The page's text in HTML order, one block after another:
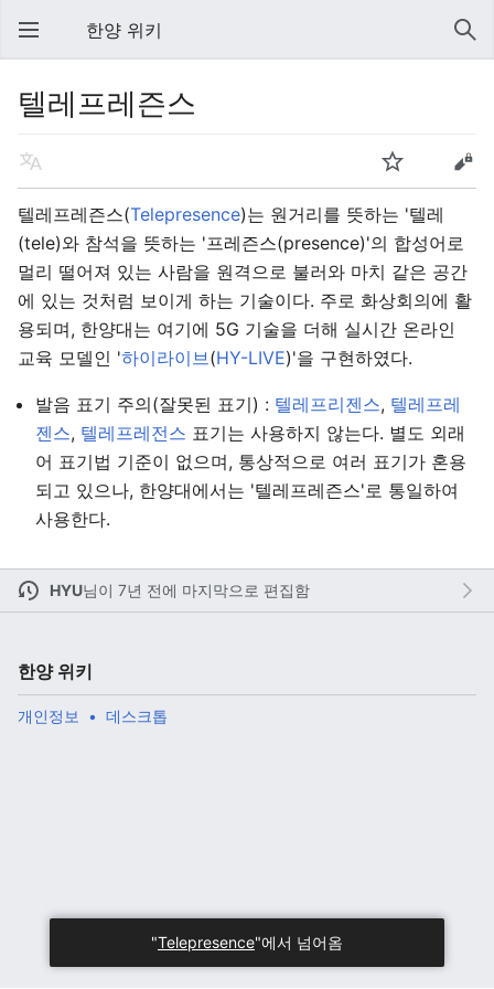
주 메뉴 열기
한양 위키
검색
텔레프레즌스
다
텔레프레즌스(Telepresence)는 원거리를 뜻하는 '텔레
(tele)와 참석을 뜻하는 '프레즌스(presence)'의 합성어로
멀리 떨어져 있는 사람을 원격으로 불러와 마치 같은 공간
에 있는 것처럼 보이게 하는 기술이다. 주로 화상회의에 활
용되며, 한양대는 여기에 5G 기술을 더해 실시간 온라인
교육 모델인 '하이라이브(HY-LIVE)'을 구현하였다.
발음 표기 주의(잘못된 표기) : 텔레프리젠스, 텔레프레
젠스, 텔레프레전스 표기는 사용하지 않는다. 별도 외래
어 표기법 기준이 없으며, 통상적으로 여러 표기가 혼용
되고 있으나, 한양대에서는 '텔레프레즌스'로 통일하여
사용한다.
HYU님이 7년 전에 마지막으로 편집함
한양 위키
개인정보 데스크톱
"Telepresence"에서 넘어옴